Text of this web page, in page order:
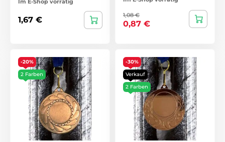
1,67 €
1,08 €
0,87 €
-20%
2 Farben
-30%
Verkauf
2 Farben